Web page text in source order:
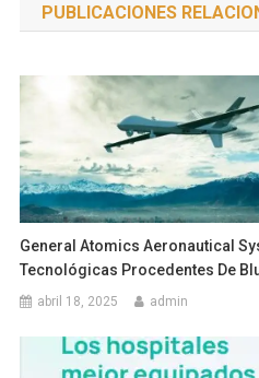
entradas
PUBLICACIONES
General Atomics Aeronautical
Tecnológicas Procedentes De
abril 18, 2025 admin